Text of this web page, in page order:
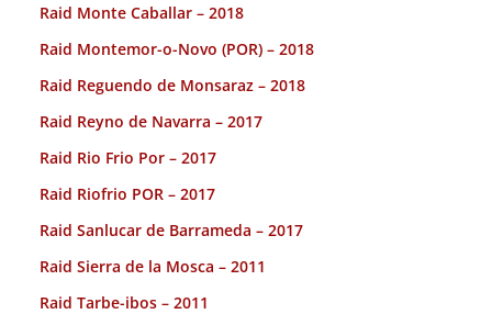
Raid Monte Caballar – 2018
Raid Montemor-o-Novo (POR) – 2018
Raid Reguendo de Monsaraz – 2018
Raid Reyno de Navarra – 2017
Raid Rio Frio Por – 2017
Raid Riofrio POR – 2017
Raid Sanlucar de Barrameda – 2017
Raid Sierra de la Mosca – 2011
Raid Tarbe-ibos – 2011